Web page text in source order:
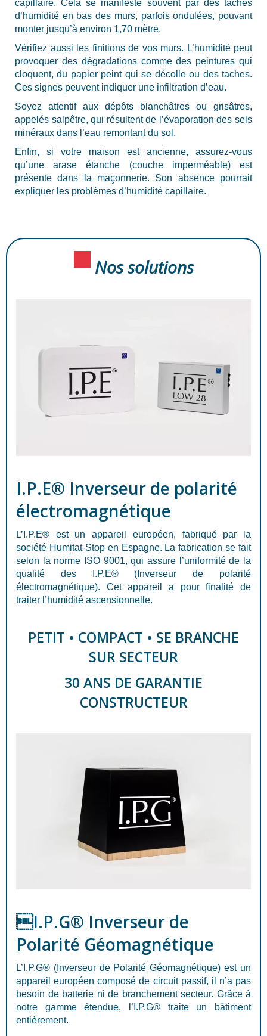
capillaire. Cela se manifeste souvent par des taches
d’humidité en bas des murs, parfois ondulées, pouvant
monter jusqu’à environ 1,70 mètre.
Vérifiez aussi les finitions de vos murs. L’humidité peut
provoquer des dégradations comme des peintures qui
cloquent, du papier peint qui se décolle ou des taches.
Ces signes peuvent indiquer une infiltration d’eau.
Soyez attentif aux dépôts blanchâtres ou grisâtres,
appelés salpêtre, qui résultent de l’évaporation des sels
minéraux dans l’eau remontant du sol.
Enfin, si votre maison est ancienne, assurez-vous
qu’une arase étanche (couche imperméable) est
présente dans la maçonnerie. Son absence pourrait
expliquer les problèmes d’humidité capillaire.
Nos solutions
I.P.E® Inverseur de polarité
électromagnétique
L’I.P.E® est un appareil européen, fabriqué par la
société Humitat-Stop en Espagne. La fabrication se fait
selon la norme ISO 9001, qui assure l’uniformité de la
qualité des I.P.E® (Inverseur de polarité
électromagnétique). Cet appareil a pour finalité de
traiter l’humidité ascensionnelle.
PETIT • COMPACT • SE BRANCHE
SUR SECTEUR
30 ANS DE GARANTIE
CONSTRUCTEUR
I.P.G® Inverseur de
Polarité Géomagnétique
L’I.P.G® (Inverseur de Polarité Géomagnétique) est un
appareil européen composé de circuit passif, il n’a pas
besoin de batterie ni de branchement secteur. Grâce à
notre gamme étendue, l’I.P.G® traite un bâtiment
entièrement.